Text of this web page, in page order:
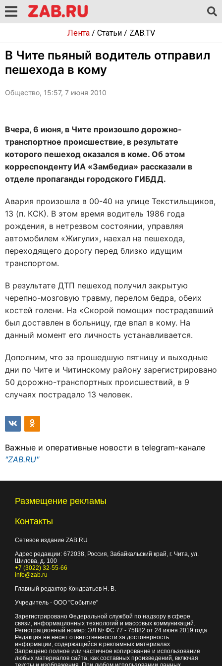
Лента/ Статьи/ ZAB.TV
В Чите пьяный водитель отправил
пешехода в кому
Общество, 15:57, 7 июня 2010
Вчера, 6 июня, в Чите произошло дорожно-
транспортное происшествие, в результате
которого пешеход оказался в коме. Об этом
корреспонденту ИА «Замбедиа» рассказали в
отделе пропаганды городского ГИБДД.
Авария произошла в 00-40 на улице Текстильщиков,
13 (п. КCК). В этом время водитель 1986 года
рождения, в нетрезвом состоянии, управляя
автомобилем «Жигули», наехал на пешехода,
переходящего дорогу перед близко идущим
транспортом.
В результате ДТП пешеход получил закрытую
черепно-мозговую травму, перелом бедра, обеих
костей голени. На «Скорой помощи» пострадавший
был доставлен в больницу, где впал в кому. На
данный момент его личность устанавливается.
Дополним, что за прошедшую пятницу и выходные
дни по Чите и Читинскому району зарегистрировано
50 дорожно-транспортных происшествий, в 9
случаях пострадало 13 человек.
Важные и оперативные новости в telegram-канале
"ZAB.RU"
Размещение рекламы
Контакты
Сетевое издание ZAB.RU
Адрес редакции: 672038, Россия, Забайкальский край, г. Чита, ул.
Шилова, д. 100
+7 (3022) 32-55-66
info@zab.ru
Главный редактор Кондратьев Н. В.
Учредитель - ООО "Событие"
Зарегистрировано Федеральной службой по надзору в сфере
связи, информационных технологий и массовых коммуникаций.
Регистрационный номер: ЭЛ № ФС 77 - 75882 от 24 июня 2019 года
Редакция не несет ответственности за достоверность
информации, содержащейся в рекламных материалах
Запрещено полное или частичное копирование и использование
любых материалов сайта, как составных произведений, включая